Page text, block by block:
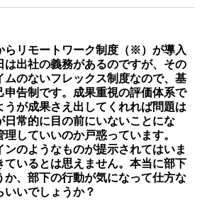
らリモートワーク制度（※）が導入
は出社の義務があるのですが、その
ムのないフレックス制度なので、基
申告制です。成果重視の評価体系で
うが成果さえ出してくれれば問題は
日常的に目の前にいないことにな
していいのか戸惑っています。
のようなものが提示されてはいま
ているとは思えません。本当に部下
か、部下の行動が気になって仕方な
いいでしょうか？